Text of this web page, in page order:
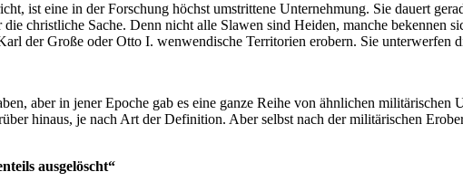
ist eine in der Forschung höchst umstrittene Unternehmung. Sie dauert
christliche Sache. Denn nicht alle Slawen sind Heiden, manche bekennen
der Große oder Otto I. wenwendische Territorien erobern. Sie unterwerfen
aber in jener Epoche gab es eine ganze Reihe von ähnlichen
hinaus, je nach Art der Definition. Aber selbst nach der militärischen
ausgelöscht“